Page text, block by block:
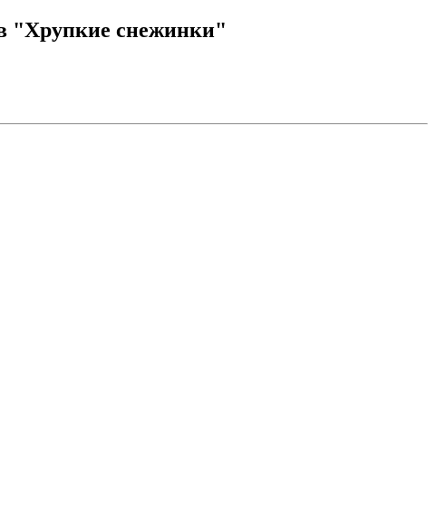
"Хрупкие снежинки"